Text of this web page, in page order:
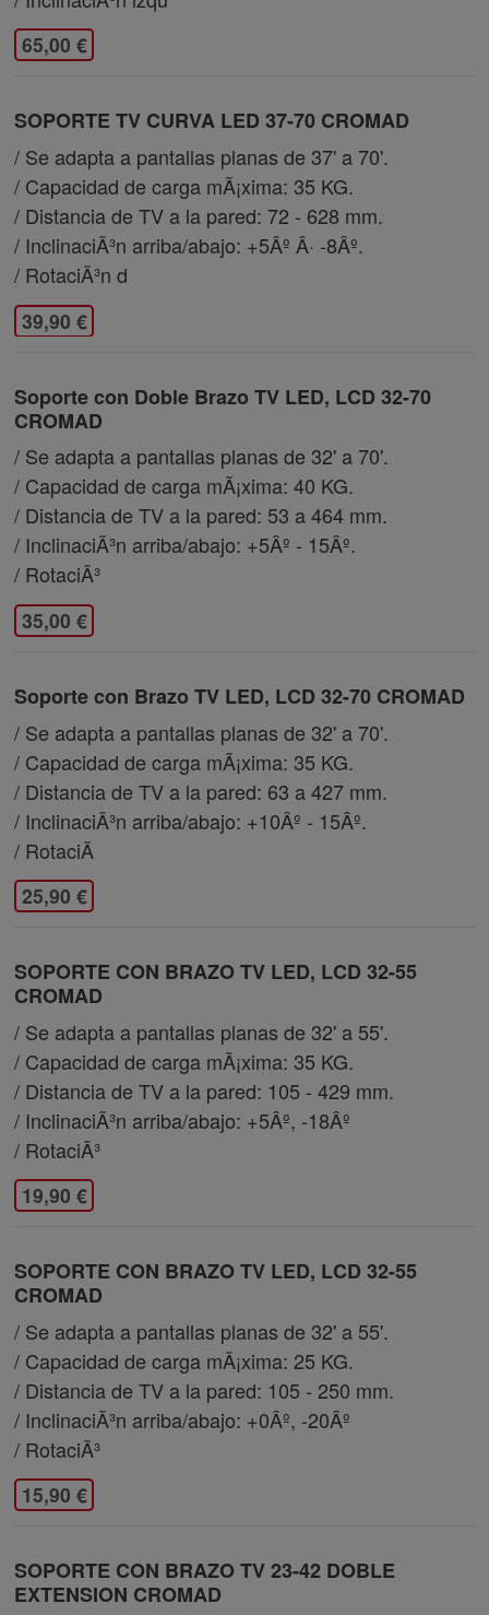
65,00 €
SOPORTE TV CURVA LED 37-70 CROMAD
/ Se adapta a pantallas planas de 37' a 70'.
/ Capacidad de carga mÃ¡xima: 35 KG.
/ Distancia de TV a la pared: 72 - 628 mm.
/ InclinaciÃ³n arriba/abajo: +5Âº Â· -8Âº.
/ RotaciÃ³n d
39,90 €
Soporte con Doble Brazo TV LED, LCD 32-70
CROMAD
/ Se adapta a pantallas planas de 32' a 70'.
/ Capacidad de carga mÃ¡xima: 40 KG.
/ Distancia de TV a la pared: 53 a 464 mm.
/ InclinaciÃ³n arriba/abajo: +5Âº - 15Âº.
/ RotaciÃ³
35,00 €
Soporte con Brazo TV LED, LCD 32-70 CROMAD
/ Se adapta a pantallas planas de 32' a 70'.
/ Capacidad de carga mÃ¡xima: 35 KG.
/ Distancia de TV a la pared: 63 a 427 mm.
/ InclinaciÃ³n arriba/abajo: +10Âº - 15Âº.
/ RotaciÃ
25,90 €
SOPORTE CON BRAZO TV LED, LCD 32-55
CROMAD
/ Se adapta a pantallas planas de 32' a 55'.
/ Capacidad de carga mÃ¡xima: 35 KG.
/ Distancia de TV a la pared: 105 - 429 mm.
/ InclinaciÃ³n arriba/abajo: +5Âº, -18Âº
/ RotaciÃ³
19,90 €
SOPORTE CON BRAZO TV LED, LCD 32-55
CROMAD
/ Se adapta a pantallas planas de 32' a 55'.
/ Capacidad de carga mÃ¡xima: 25 KG.
/ Distancia de TV a la pared: 105 - 250 mm.
/ InclinaciÃ³n arriba/abajo: +0Âº, -20Âº
/ RotaciÃ³
15,90 €
SOPORTE CON BRAZO TV 23-42 DOBLE
EXTENSION CROMAD